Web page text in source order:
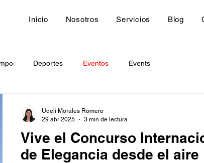
Inicio Nosotros Servicios Blog
Deportes Eventos Events
Vive el Concurso
de Elegancia desde el aire
Udelí Morales Romero
29 abr 2025
3 min de lectura